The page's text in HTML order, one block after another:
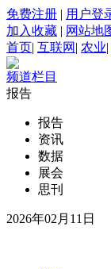
免费注册 | 用户登
加入收藏 | 网站地
首页| 互联网 | 农业|
频道栏目
报告
报告
资讯
数据
展会
思刊
2026年02月11日